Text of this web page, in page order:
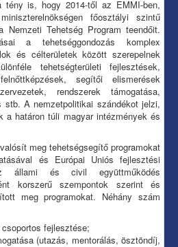
is, hogy 2014-től az EMMI-ben,
főosztályi szintű
Nemzeti Tehetség Program teendőit.
a tehetséggondozás komplex
és célterületek között szerepelnek
tehetségterületi fejlesztések,
segítői elismerések
rendszerek támogatása,
stb. A nemzetpolitikai szándékot jelzi,
a határon túli magyar intézmények és
meg tehetségsegítő programokat
és Európai Uniós fejlesztési
állami és civil együttműködés
korszerű szempontok szerint és
meg programokat. Néhány szám
fejlesztése;
(utazás, mentorálás, ösztöndíj,